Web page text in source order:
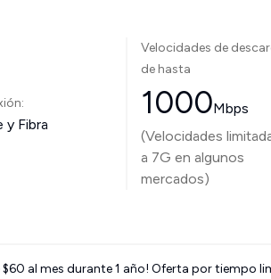
y Fibra
Velocidades de
de hasta
1000Mbps
(Velocidades
a 7G en algunos
mercados)
al mes durante 1 año! Oferta por tiempo